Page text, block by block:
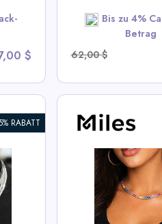
$
Bis zu 4%
Betrag
62,00 $
SHOP
RABATT
2-6.5mm
D Moissanite
– 925 Sterling
Halskette
View All